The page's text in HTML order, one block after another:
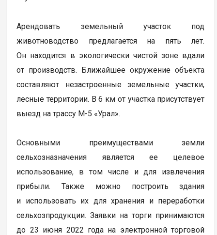
Арендовать земельный участок под
животноводство предлагается на пять лет.
Он находится в экологически чистой зоне вдали
от производств. Ближайшее окружение объекта
составляют незастроенные земельные участки,
лесные территории. В 6 км от участка присутствует
выезд на трассу М-5 «Урал».
Основными преимуществами земли
сельхозназначения является ее целевое
использование, в том числе и для извлечения
прибыли. Также можно построить здания
и использовать их для хранения и переработки
сельхозпродукции. Заявки на торги принимаются
до 23 июня 2022 года на электронной торговой